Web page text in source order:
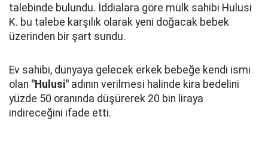
talebinde bulundu. İddialara göre mülk sahibi Hulusi
K. bu talebe karşılık olarak yeni doğacak bebek
üzerinden bir şart sundu.
Ev sahibi, dünyaya gelecek erkek bebeğe kendi ismi
olan "Hulusi" adının verilmesi halinde kira bedelini
yüzde 50 oranında düşürerek 20 bin liraya
indireceğini ifade etti.